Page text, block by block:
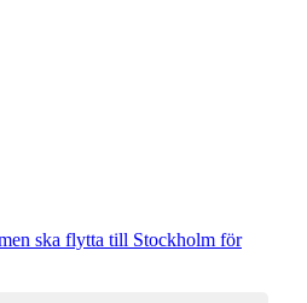
ska flytta till Stockholm för